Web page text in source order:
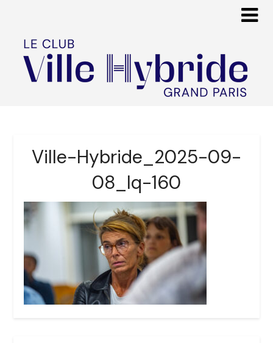
Ville-Hybride_2025-09-
08_lq-160